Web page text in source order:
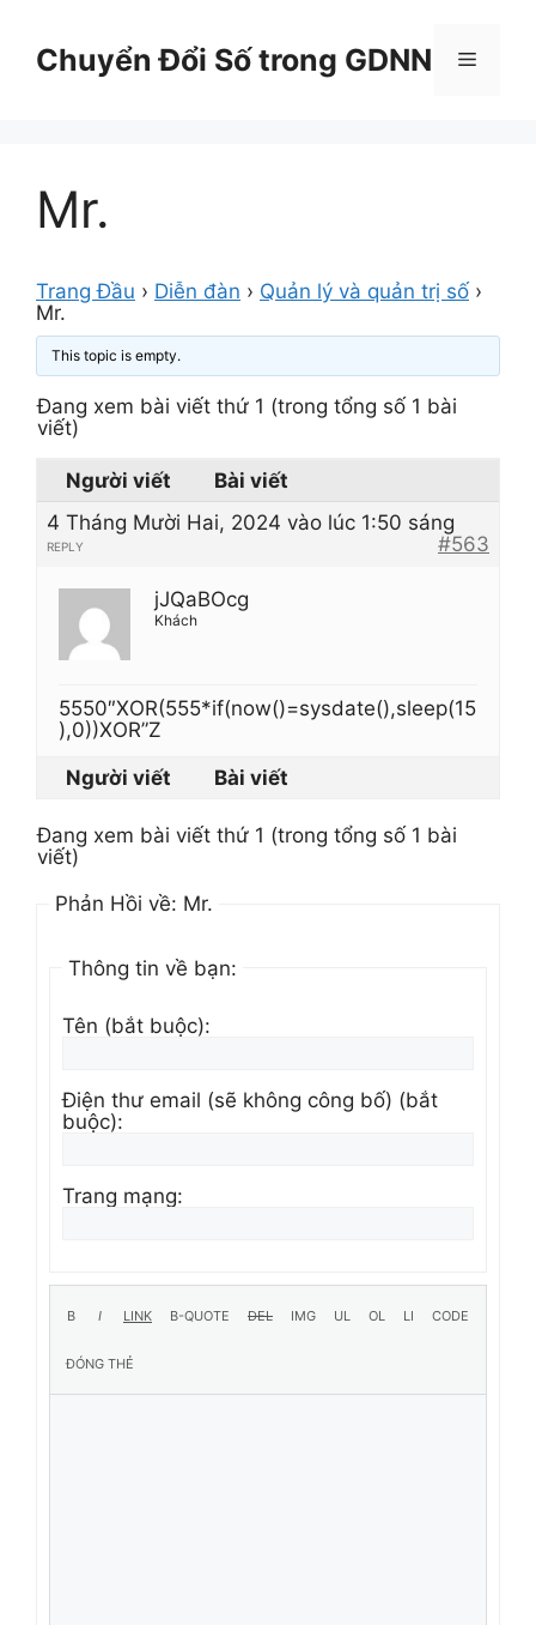
Chuyển Đổi Số trong GDNN Menu
Mr.
Trang Đầu › Diễn đàn › Quản lý và quản trị số ›
Mr.
This topic is empty.
Đang xem bài viết thứ 1 (trong tổng số 1 bài
viết)
Người viết
Bài viết
4 Tháng Mười Hai, 2024 vào lúc 1:50 sáng
#563
REPLY
jJQaBOcg
Khách
5550″XOR(555*if(now()=sysdate(),sleep(15
),0))XOR”Z
Người viết
Bài viết
Đang xem bài viết thứ 1 (trong tổng số 1 bài
viết)
Phản Hồi về: Mr.
Thông tin về bạn:
Tên (bắt buộc):
Điện thư email (sẽ không công bố) (bắt
buộc):
Trang mạng: